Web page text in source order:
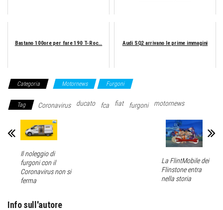
Bastano 100ore per fare 190 T-Roc… Audi SQ2 arrivano le prime immagini
Categoria Motornews Furgoni
Tag Coronavirus ducato fca fiat furgoni motornews
Il noleggio di
furgoni con il
Coronavirus non si
ferma
La FlintMobile dei
Flinstone entra
nella storia
Info sull'autore